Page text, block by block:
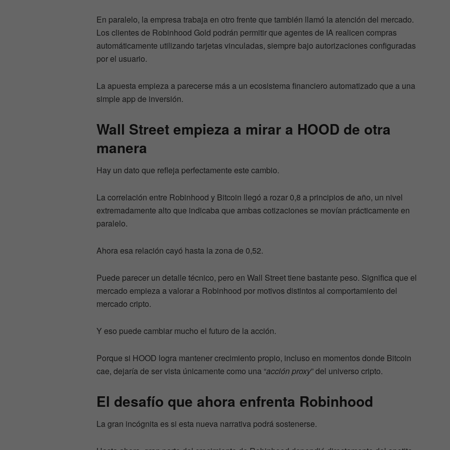
En paralelo, la empresa trabaja en otro frente que también llamó la atención del mercado.
Los clientes de Robinhood Gold podrán permitir que agentes de IA realicen compras
automáticamente utilizando tarjetas vinculadas, siempre bajo autorizaciones configuradas
por el usuario.
La apuesta empieza a parecerse más a un ecosistema financiero automatizado que a una
simple app de inversión.
Wall Street empieza a mirar a HOOD de otra
manera
Hay un dato que refleja perfectamente este cambio.
La correlación entre Robinhood y Bitcoin llegó a rozar 0,8 a principios de año, un nivel
extremadamente alto que indicaba que ambas cotizaciones se movían prácticamente en
paralelo.
Ahora esa relación cayó hasta la zona de 0,52.
Puede parecer un detalle técnico, pero en Wall Street tiene bastante peso. Significa que el
mercado empieza a valorar a Robinhood por motivos distintos al comportamiento del
mercado cripto.
Y eso puede cambiar mucho el futuro de la acción.
Porque si HOOD logra mantener crecimiento propio, incluso en momentos donde Bitcoin
cae, dejaría de ser vista únicamente como una “acción proxy” del universo cripto.
El desafío que ahora enfrenta Robinhood
La gran incógnita es si esta nueva narrativa podrá sostenerse.